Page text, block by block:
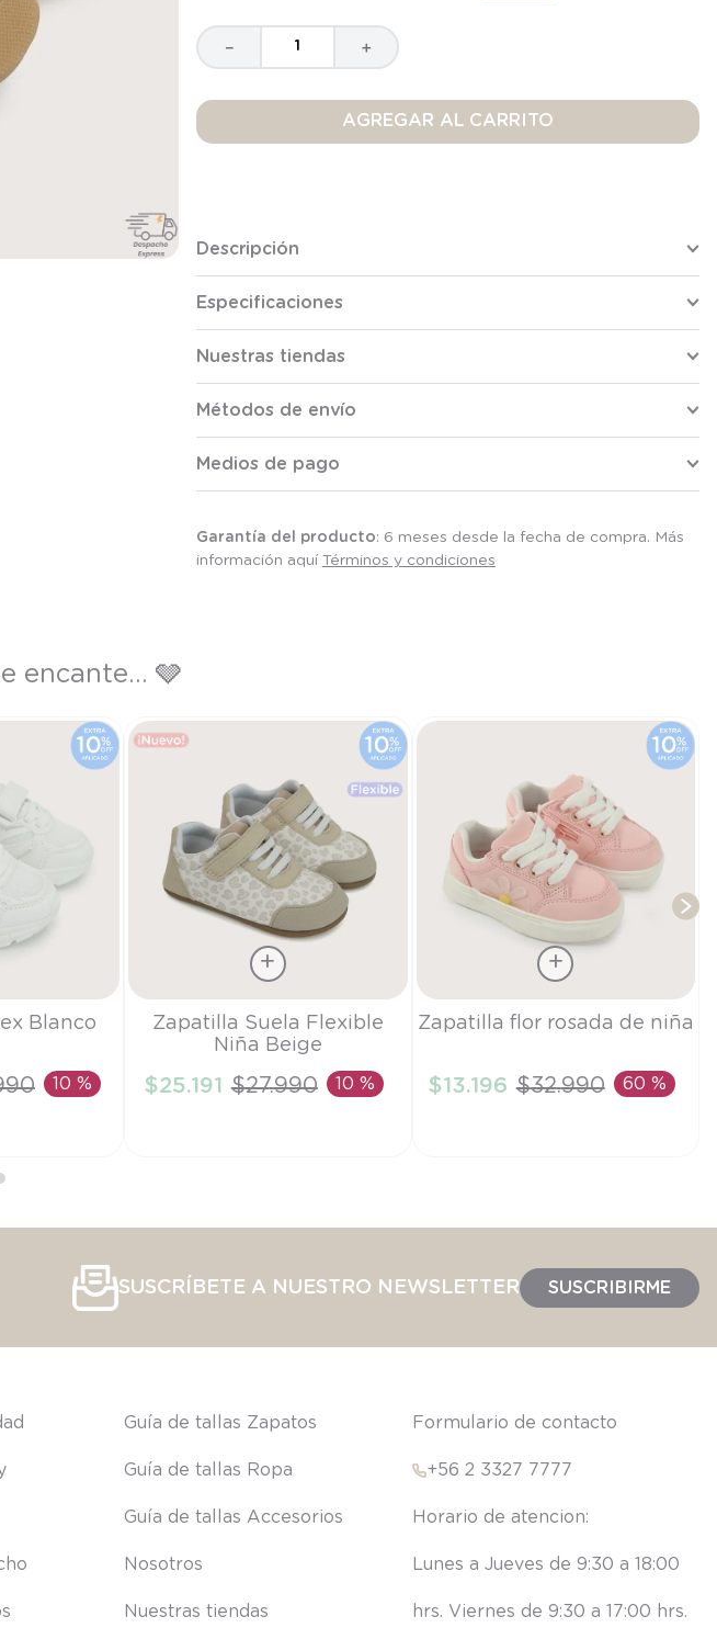
＋
－
AGREGAR AL CARRITO
Descripción
Especificaciones
Nuestras tiendas
Métodos de envío
Medios de pago
Garantía del producto: 6 meses desde la fecha de compra. Más
información aquí Términos y condiciones
encante... 🩶
Blanco
10 %
Talla
AÑADIR AL CARRITO
Zapatilla Suela Flexible
Niña Beige
$25.191 $27.990 10 %
Talla
AÑADIR AL CARRITO
Zapatilla flor rosada de niña
$13.196 $32.990 60 %
SUSCRÍBETE A NUESTRO NEWSLETTER SUSCRIBIRME
Guía de tallas Zapatos
Guía de tallas Ropa
Guía de tallas Accesorios
Nosotros
Nuestras tiendas
Formulario de contacto
+56 2 3327 7777
Lunes a Jueves de 9:30 a 18:00
hrs. Viernes de 9:30 a 17:00 hrs.